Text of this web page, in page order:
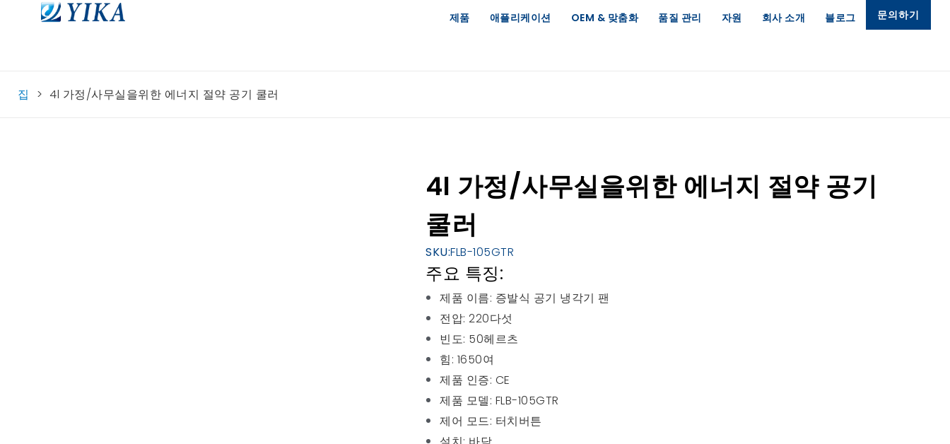
제품 애플리케이션 OEM & 맞춤화 품질 관리 자원 회사 소개 블로그 문의하기
집 > 4l 가정/사무실을위한 에너지 절약 공기 쿨러
4l 가정/사무실을위한 에너지 절약 공기
쿨러
SKU:FLB-105GTR
주요 특징:
제품 이름: 증발식 공기 냉각기 팬
전압: 220다섯
빈도: 50헤르츠
힘: 1650여
제품 인증: CE
제품 모델: FLB-105GTR
제어 모드: 터치버튼